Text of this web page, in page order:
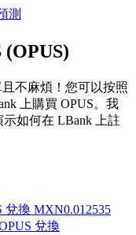
測
且不麻煩！您可以按照
上購買 OPUS。我
如何在 LBank 上註
兌換 MXN0.012535
兌換